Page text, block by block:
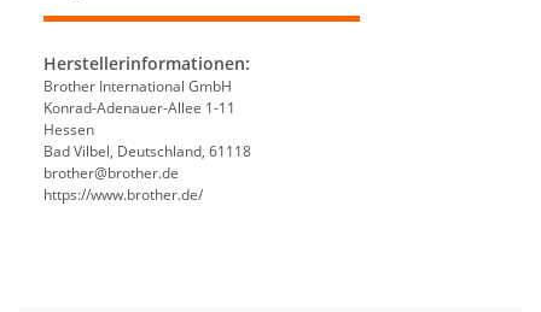
Herstellerinformationen:
Brother International GmbH
Konrad-Adenauer-Allee 1-11
Hessen
Bad Vilbel, Deutschland, 61118
brother@brother.de
https://www.brother.de/